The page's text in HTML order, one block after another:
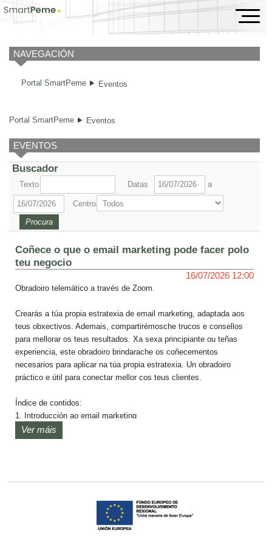
Eventos
NAVEGACIÓN
Portal SmartPeme Eventos
Portal SmartPeme Eventos
EVENTOS
Buscador
Texto Datas a
Centro
Coñece o que o email marketing pode facer polo
teu negocio
16/07/2026 12:00
Obradoiro telemático a través de Zoom.
Crearás a túa propia estratexia de email marketing, adaptada aos
teus obxectivos. Ademais, compartirémosche trucos e consellos
para mellorar os teus resultados. Xa sexa principiante ou teñas
experiencia, este obradoiro brindarache os coñecementos
necesarios para aplicar na túa propia estratexia. Un obradoiro
práctico e útil para conectar mellor cos teus clientes.
Índice de contidos:
1. Introducción ao email marketing
2. Deseña a túa estratexia de email marketing
3. Trucos e consellos
Publicidade e Relacións Públicas pola Universidad de Vigo, cun
Coruña e un master en márketing dixital na UCM, con mais de 3
anos de experiencia en ecommerce e márketing dixital.
Ver máis